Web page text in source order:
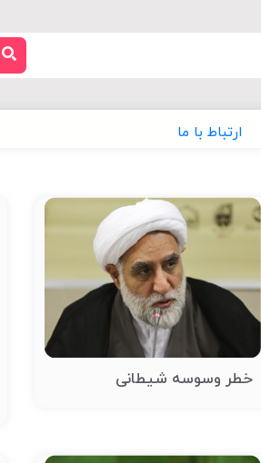
ارتباط با ما
خطر وسوسه شیطانی